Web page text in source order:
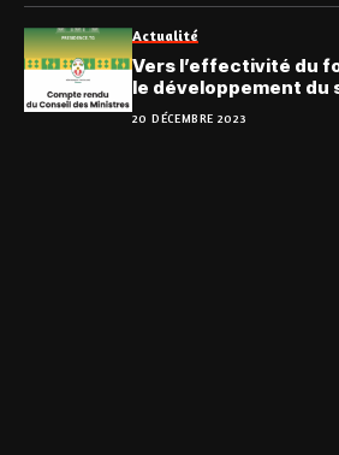
Actualité
Vers l’effectivité du
le développement du
20 DÉCEMBRE 2023